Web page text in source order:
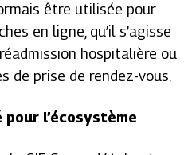
être utilisée pour
en ligne, qu’il s’agisse
hospitalière ou
de prise de rendez-vous.
l’écosystème